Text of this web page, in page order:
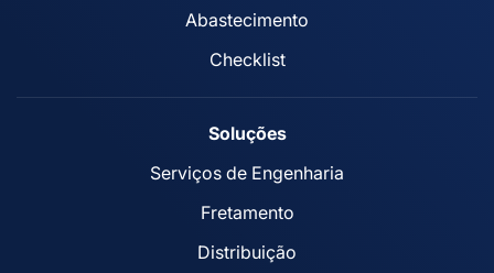
Abastecimento
Checklist
Soluções
Serviços de Engenharia
Fretamento
Distribuição